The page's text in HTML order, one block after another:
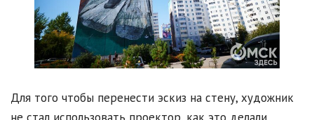
Для того чтобы перенести эскиз на стену, художник